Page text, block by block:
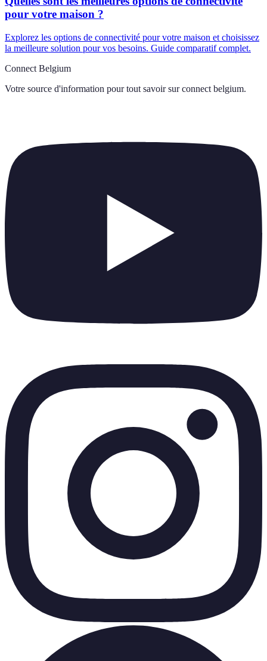
pour votre maison ?
Explorez les options de connectivité pour votre maison et choisissez
la meilleure solution pour vos besoins. Guide comparatif complet.
Connect Belgium
Votre source d'information pour tout savoir sur connect belgium.